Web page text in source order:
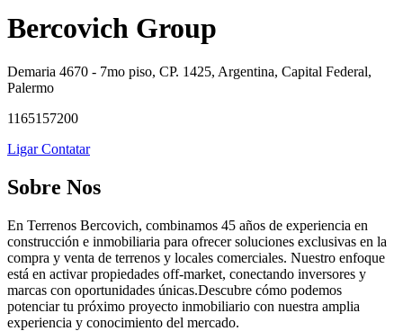
Bercovich Group
Demaria 4670 - 7mo piso, CP. 1425, Argentina, Capital Federal,
Palermo
1165157200
LigarContatar
Sobre Nos
En Terrenos Bercovich, combinamos 45 años de experiencia en
construcción e inmobiliaria para ofrecer soluciones exclusivas en la
compra y venta de terrenos y locales comerciales. Nuestro enfoque
está en activar propiedades off-market, conectando inversores y
marcas con oportunidades únicas.Descubre cómo podemos
potenciar tu próximo proyecto inmobiliario con nuestra amplia
experiencia y conocimiento del mercado.